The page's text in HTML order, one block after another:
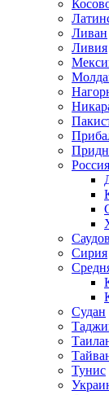
Ливан
Ливия
Россия
Сирия
Судан
Тунис